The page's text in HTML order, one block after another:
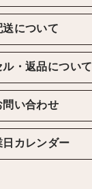
送について
ル・返品について
問い合わせ
日カレンダー